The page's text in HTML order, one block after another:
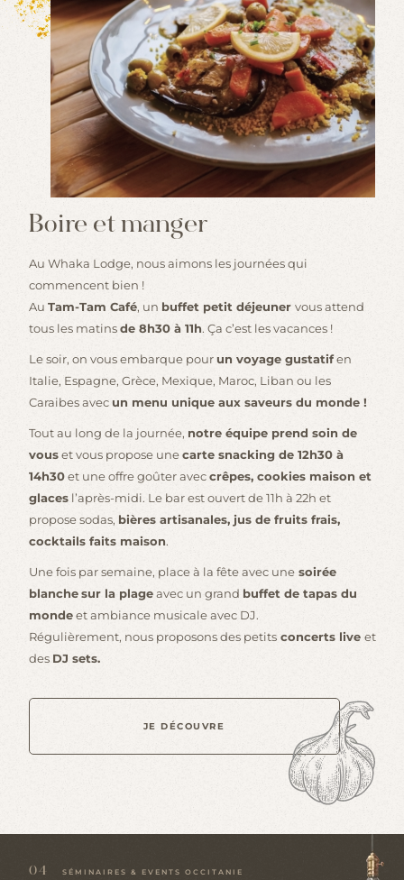
Boire et manger
Au Whaka Lodge, nous aimons les journées qui
commencent bien !
Au Tam-Tam Café, un buffet petit déjeuner vous attend
tous les matinsde 8h30 à 11h. Ça c’est les vacances !
Le soir, on vous embarque pourun voyage gustatifen
Italie, Espagne, Grèce, Mexique, Maroc, Liban ou les
Caraibes avecun menu unique aux saveurs du monde !
Tout au long de la journée, notre équipe prend soin de
vouset vous propose unecarte snacking de 12h30 à
14h30et une offre goûter aveccrêpes, cookies maison et
glacesl’après-midi. Le bar est ouvert de 11h à 22h et
propose sodas, bières artisanales, jus de fruits frais,
cocktails faits maison.
Une fois par semaine, place à la fête avec unesoirée
blanche sur la plageavec un grand buffet de tapas du
mondeet ambiance musicale avec DJ.
Régulièrement, nous proposons des petitsconcerts live et
des DJ sets.
JE DÉCOUVRE
04 SÉMINAIRES & EVENTS OCCITANIE